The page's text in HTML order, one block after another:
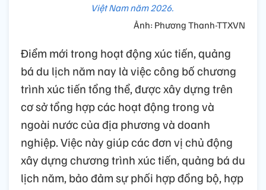
Việt Nam năm 2026.
Ảnh: Phương Thanh-TTXVN
Điểm mới trong hoạt động xúc tiến, quảng
bá du lịch năm nay là việc công bố chương
trình xúc tiến tổng thể, được xây dựng trên
cơ sở tổng hợp các hoạt động trong và
ngoài nước của địa phương và doanh
nghiệp. Việc này giúp các đơn vị chủ động
xây dựng chương trình xúc tiến, quảng bá du
lịch năm, bảo đảm sự phối hợp đồng bộ, hợp